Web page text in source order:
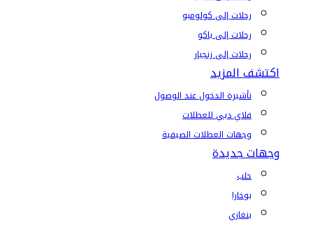
رحلات إلى كولومبو
رحلات إلى باكو
رحلات إلى زنجبار
اكتشف المزيد
تأشيرة الدخول عند الوصول
فلاي دبي للعطلات
وجهات العطلات الصيفية
وجهات جديدة
حلب
بوخارا
بنغازي